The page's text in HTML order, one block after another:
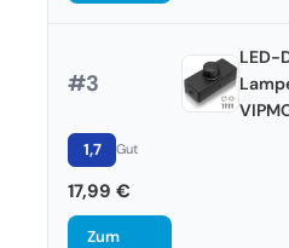
#3
LED-
1,7 Gut
17,99 €
Zum